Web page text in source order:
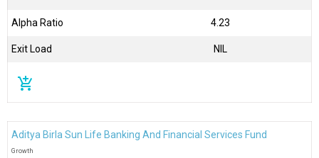
Alpha Ratio 4.23
Exit Load NIL
add_shopping_cart
Aditya Birla Sun Life Banking And Financial Services Fund
Growth